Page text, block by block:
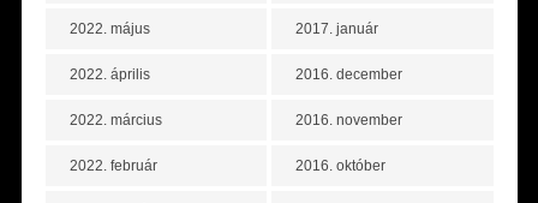
2022. május
2022. április
2022. március
2022. február
2017. január
2016. december
2016. november
2016. október